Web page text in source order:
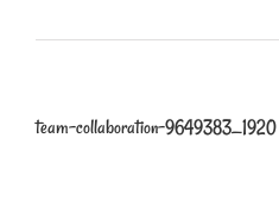
team-collaboration-9649383_1920